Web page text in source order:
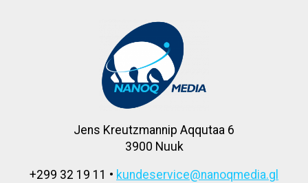
Jens Kreutzmannip Aqqutaa 6
3900 Nuuk
+299 32 19 11 • kundeservice@nanoqmedia.gl